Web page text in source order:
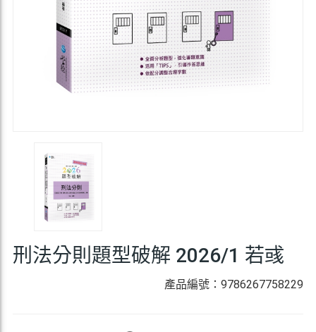
刑法分則題型破解 2026/1 若彧
產品編號：9786267758229